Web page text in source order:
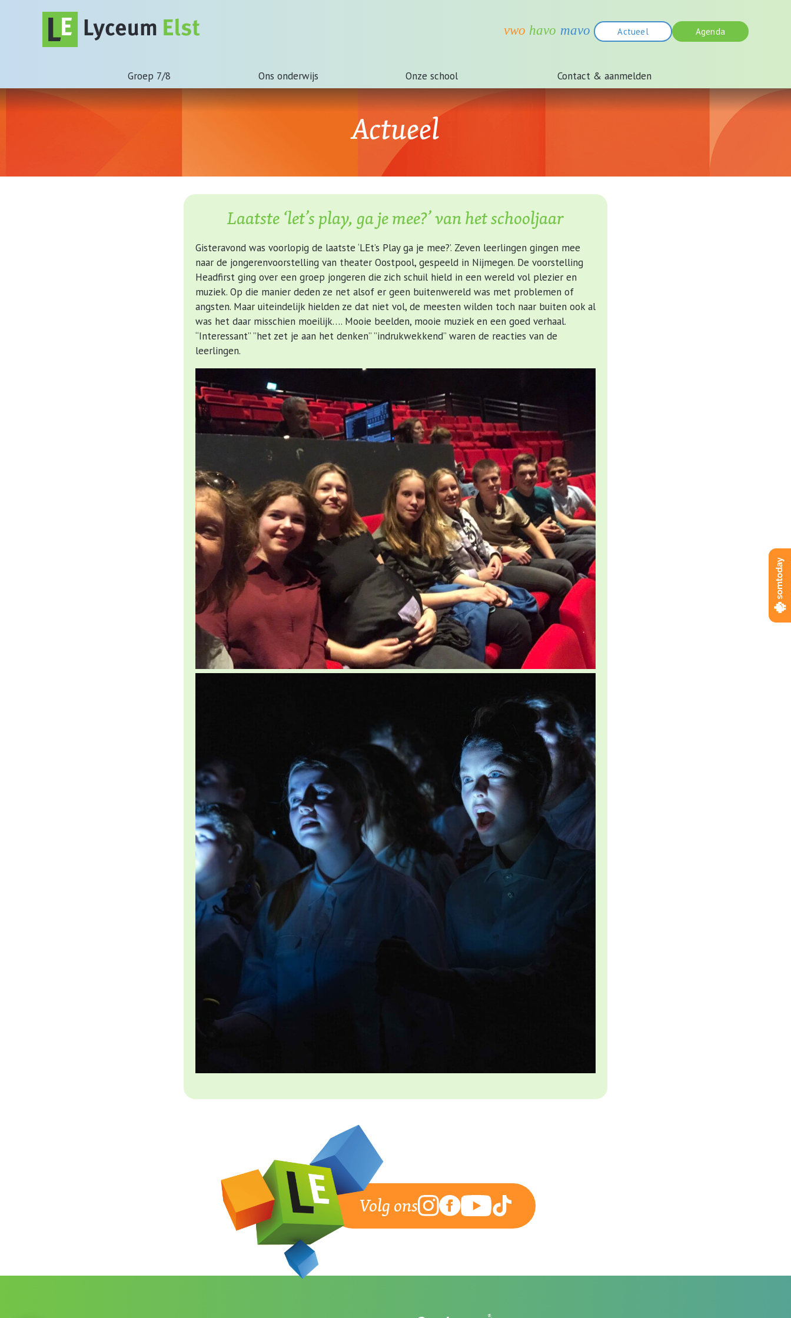
Actueel Agenda
Groep 7/8 Ons onderwijs Onze school Contact & aanmelden
Actueel
Laatste ‘let’s play, ga je mee?’ van het schooljaar
Gisteravond was voorlopig de laatste ‘LEt’s Play ga je mee?’. Zeven leerlingen gingen mee
naar de jongerenvoorstelling van theater Oostpool, gespeeld in Nijmegen. De voorstelling
Headfirst ging over een groep jongeren die zich schuil hield in een wereld vol plezier en
muziek. Op die manier deden ze net alsof er geen buitenwereld was met problemen of
angsten. Maar uiteindelijk hielden ze dat niet vol, de meesten wilden toch naar buiten ook al
was het daar misschien moeilijk…. Mooie beelden, mooie muziek en een goed verhaal.
“Interessant” ”het zet je aan het denken” ”indrukwekkend” waren de reacties van de
leerlingen.
Volg ons